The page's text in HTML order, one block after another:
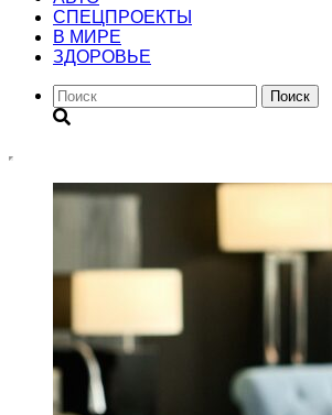
СПЕЦПРОЕКТЫ
В МИРЕ
ЗДОРОВЬЕ
Поиск